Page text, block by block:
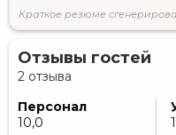
Краткое резюме
Отзывы гостей
2 отзыва
Персонал
10,0